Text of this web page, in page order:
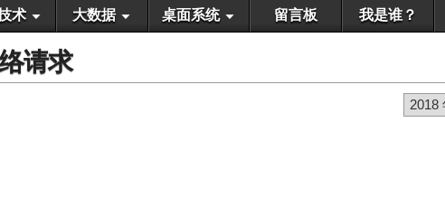
术 大数据 桌面系统 留言板 我是谁？
请求
2018